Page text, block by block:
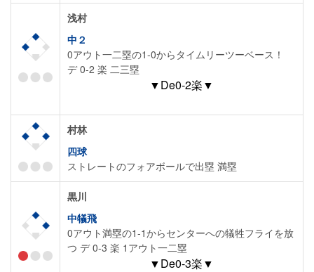
浅村
中２
0アウト一二塁の1-0からタイムリーツーベース！
デ 0-2 楽 二三塁
▼De0-2楽▼
村林
四球
ストレートのフォアボールで出塁 満塁
黒川
中犠飛
0アウト満塁の1-1からセンターへの犠牲フライを放
つ デ 0-3 楽 1アウト一二塁
▼De0-3楽▼